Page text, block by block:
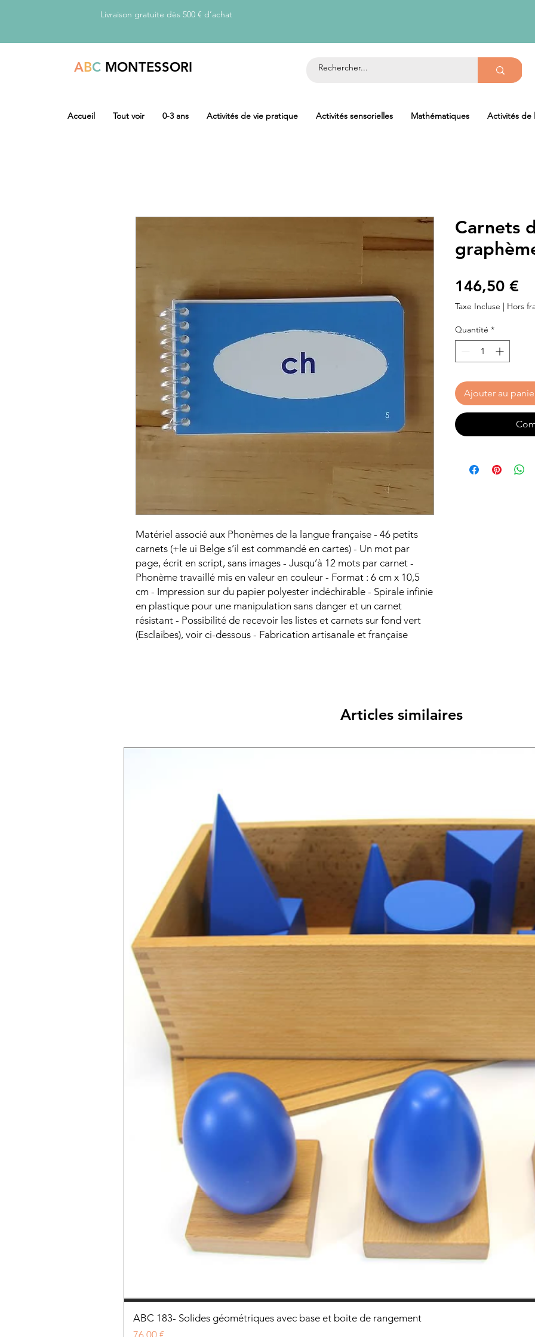
Livraison gratuite dès 500 € d’achat
ABC MONTESSORI
Accueil Tout voir 0-3 ans Activités de vie pratique Activités sensorielles Mathématiques Activités de
Matériel associé aux Phonèmes de la langue française - 46 petits
carnets (+le ui Belge s’il est commandé en cartes) - Un mot par
page, écrit en script, sans images - Jusqu’à 12 mots par carnet -
Phonème travaillé mis en valeur en couleur - Format : 6 cm x 10,5
cm - Impression sur du papier polyester indéchirable - Spirale infinie
en plastique pour une manipulation sans danger et un carnet
résistant - Possibilité de recevoir les listes et carnets sur fond vert
(Esclaibes), voir ci-dessous - Fabrication artisanale et française
Carnets
146,50 €
Taxe Incluse | Hors
Quantité *
Ajouter au
Articles similaires
ABC 183- Solides géométriques avec base et boite de rangement
Prix
76,00 €